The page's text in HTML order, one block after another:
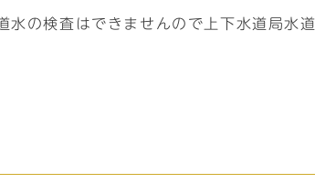
水の検査はできませんので上下水道局